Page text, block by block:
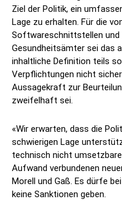
Ziel der Politik, ein
Lage zu erhalten. Für die
Softwareschnittstellen und
Gesundheitsämter sei das
inhaltliche Definition teils
Verpflichtungen nicht
Aussagekraft zur
zweifelhaft sei.
«Wir erwarten, dass die
schwierigen Lage
technisch nicht
Aufwand verbundenen
Morell und Gaß. Es dürfe
keine Sanktionen geben.